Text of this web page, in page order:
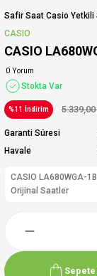
Safir Saat Casio Yetkili
CASIO
CASIO
0 Yorum
Stokta Var
%11 İndirim
Garanti Süresi
Havale
CASIO LA680WGA-
Orijinal Saatler
Sepete